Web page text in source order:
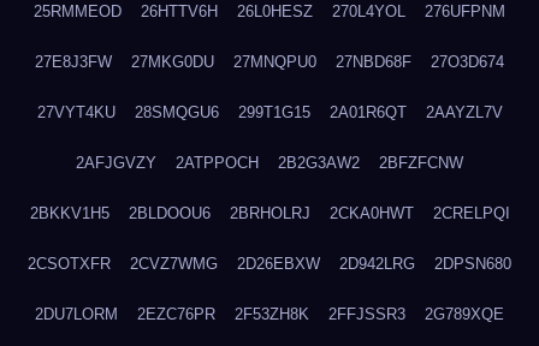
25RMMEOD 26HTTV6H 26L0HESZ 270L4YOL 276UFPNM
27E8J3FW 27MKG0DU 27MNQPU0 27NBD68F 27O3D674
27VYT4KU 28SMQGU6 299T1G15 2A01R6QT 2AAYZL7V
2AFJGVZY 2ATPPOCH 2B2G3AW2 2BFZFCNW
2BKKV1H5 2BLDOOU6 2BRHOLRJ 2CKA0HWT 2CRELPQI
2CSOTXFR 2CVZ7WMG 2D26EBXW 2D942LRG 2DPSN680
2DU7LORM 2EZC76PR 2F53ZH8K 2FFJSSR3 2G789XQE